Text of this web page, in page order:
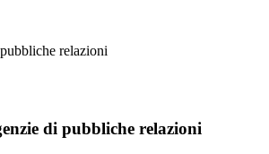
relazioni
di pubbliche relazioni